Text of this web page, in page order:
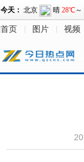
首页 图片 视频